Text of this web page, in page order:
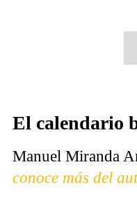
El calendario
Manuel Miranda
conoce más del